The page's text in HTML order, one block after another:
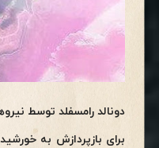
دونالد رامسفلد توسط
برای بازپردازش به